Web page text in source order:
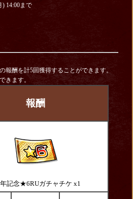
) 14:00まで
報酬を計5回獲得することができます。
きます。
報酬
記念★6RUガチャチケ x1